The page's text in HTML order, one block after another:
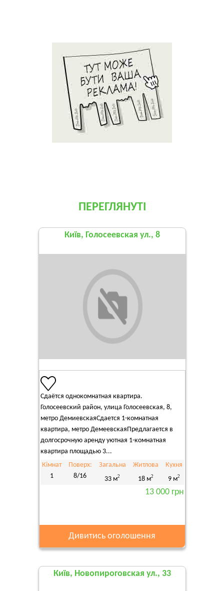
ПЕРЕГЛЯНУТІ
Київ, Голосеевская ул., 8
Сдаётся однокомнатная квартира.
Голосеевский район, улица Голосеевская, 8,
метро ДемиевскаяСдается 1-комнатная
квартира, метро ДемеевскаяПредлагается в
долгосрочную аренду уютная 1-комнатная
квартира площадью 3...
Кімнат
1
Поверх:
8/16
Загальна
33 м2
Житлова
18 м2
Кухня
9 м2
13 000 грн
Дивитись оголошення
Київ, Новопироговская ул., 33